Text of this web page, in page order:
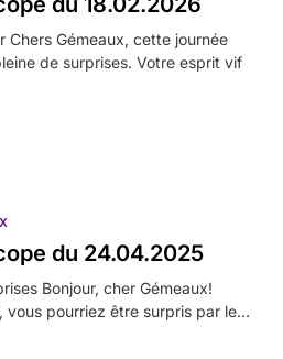
Chers Gémeaux, cette journée
de surprises. Votre esprit vif
du 24.04.2025
Bonjour, cher Gémeaux!
vous pourriez être surpris par le…